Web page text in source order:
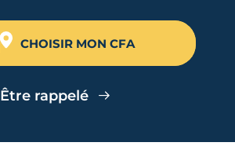
CHOISIR MON CFA
Être rappelé